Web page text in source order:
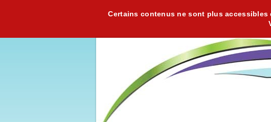
Certains contenus ne sont plus